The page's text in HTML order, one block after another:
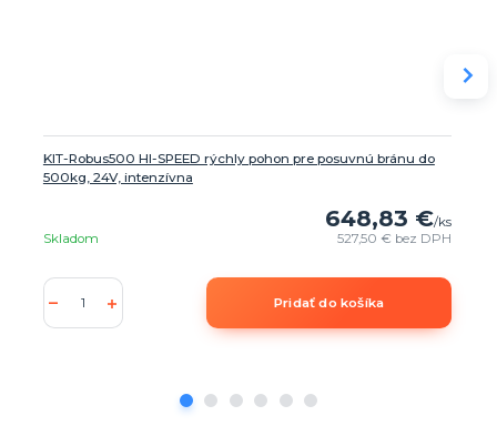
KIT-Robus500 HI-SPEED rýchly pohon pre posuvnú bránu do
500kg, 24V, intenzívna
648,83 €/ks
527,50 € bez DPH
Skladom
Pridať do košíka